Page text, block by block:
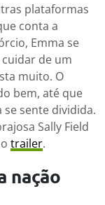
plataformas
conta a
Emma se
de um
muito. O
bem, até que
se sente dividida.
Sally Field
trailer.
nação